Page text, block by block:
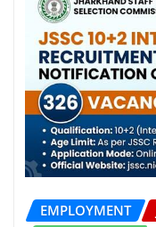
EMPLOYMENT